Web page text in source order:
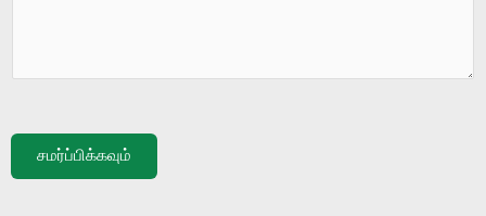
சமர்ப்பிக்கவும்